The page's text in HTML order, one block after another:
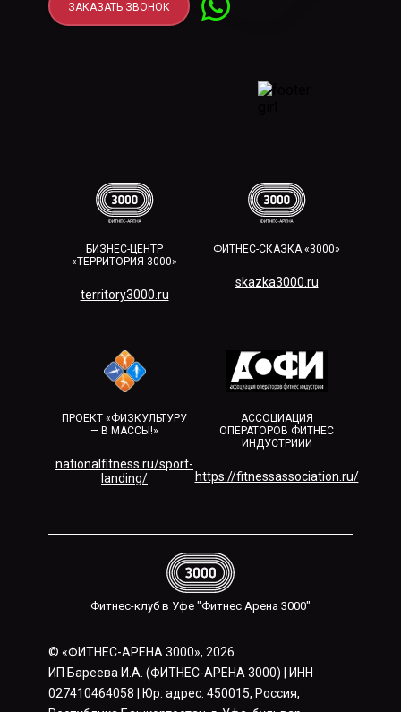
ЗАКАЗАТЬ ЗВОНОК
БИЗНЕС-ЦЕНТР
«ТЕРРИТОРИЯ 3000»
territory3000.ru​
ФИТНЕС-СКАЗКА «3000»
skazka3000.ru
ПРОЕКТ «ФИЗКУЛЬТУРУ
— В МАССЫ!»
nationalfitness.ru/sport-
landing/
АССОЦИАЦИЯ
ОПЕРАТОРОВ ФИТНЕС
ИНДУСТРИИИ
https://fitnessassociation.ru/
Фитнес-клуб в Уфе "Фитнес Арена 3000"
© «ФИТНЕС-АРЕНА 3000», 2026
ИП Бареева И.А. (ФИТНЕС-АРЕНА 3000) | ИНН
027410464058 | Юр. адрес: 450015, Россия,